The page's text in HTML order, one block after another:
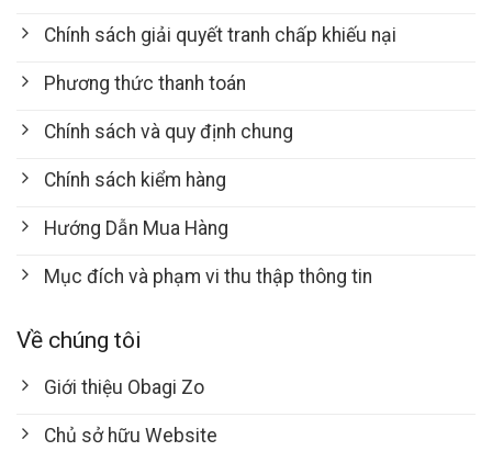
Chính sách giải quyết tranh chấp khiếu nại
Phương thức thanh toán
Chính sách và quy định chung
Chính sách kiểm hàng
Hướng Dẫn Mua Hàng
Mục đích và phạm vi thu thập thông tin
Về chúng tôi
Giới thiệu Obagi Zo
Chủ sở hữu Website